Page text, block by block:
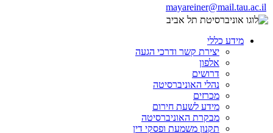
mayareiner@mail.tau.ac.il
מידע כללי
יצירת קשר ודרכי הגעה
אלפון
דרושים
נהלי האוניברסיטה
מכרזים
מידע לשעת חירום
מבקרת האוניברסיטה
תקנון משמעת ופסקי דין